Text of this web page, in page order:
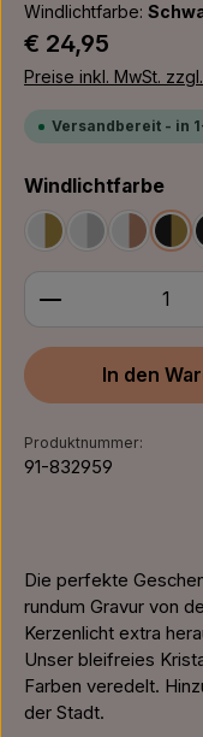
Windlichtfarbe:
Regulärer Preis:
€ 24,95
Preise inkl. MwSt.
Versandbereit - in
Windlichtfarbe
Weiß/GoldWeiß/Silber
Weiß/
Produkt
In den
Produktnummer:
91-832959
Die perfekte
rundum Gravur von
Kerzenlicht extra
Unser bleifreies
Farben veredelt.
der Stadt.